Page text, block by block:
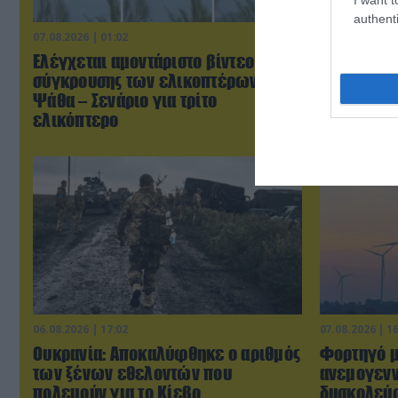
07.08.2026 | 01:02
Ελέγχεται αμοντάριστο βίντεο της
σύγκρουσης των ελικοπτέρων στην
Ψάθα – Σενάριο για τρίτο
ελικόπτερο
μαχητικά
06.08.2026 | 17:02
Ουκρανία: Αποκαλύφθηκε ο αριθμός
των ξένων εθελοντών που
πολεμούν για το Κίεβο
07.08.2026 |
Φορτηγό